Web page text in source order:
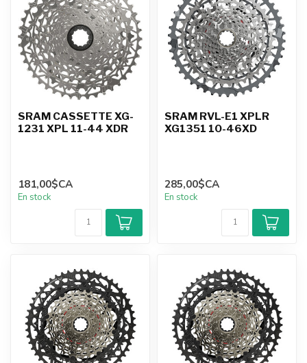
SRAM CASSETTE XG-
1231 XPL 11-44 XDR
181,00$CA
En stock
SRAM RVL-E1 XPLR
XG1351 10-46XD
285,00$CA
En stock